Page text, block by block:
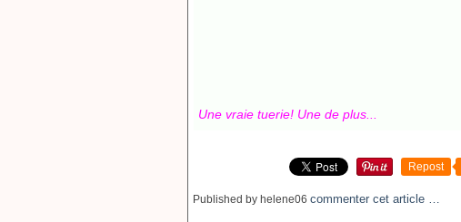
Une vraie tuerie! Une de plus...
Repost
Published by helene06 commenter cet article …